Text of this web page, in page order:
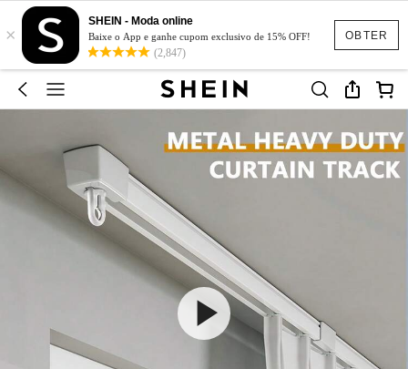
OBTER
×
SHEIN - Moda online
Baixe o App e ganhe cupom exclusivo de 15% OFF!
(2,847)